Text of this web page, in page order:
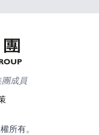
成員
所有。